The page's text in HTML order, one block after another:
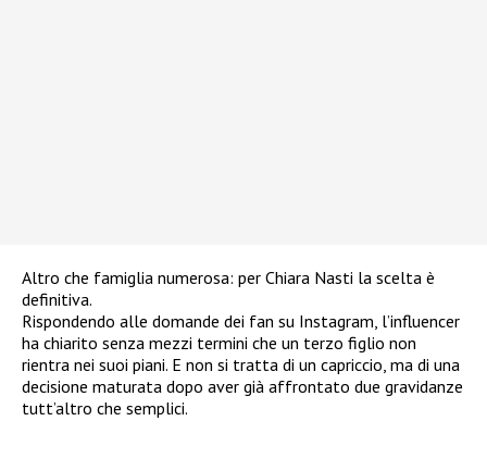
Altro che famiglia numerosa: per Chiara Nasti la scelta è
definitiva.
Rispondendo alle domande dei fan su Instagram, l’influencer
ha chiarito senza mezzi termini che un terzo figlio non
rientra nei suoi piani. E non si tratta di un capriccio, ma di una
decisione maturata dopo aver già affrontato due gravidanze
tutt’altro che semplici.